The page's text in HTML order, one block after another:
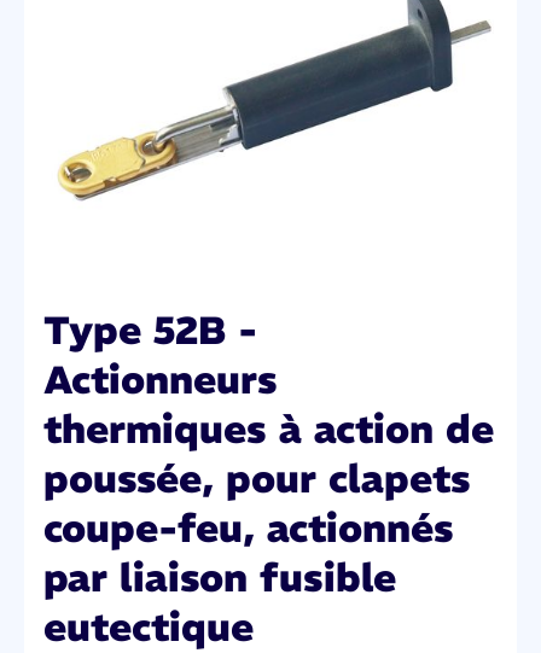
Type 52B -
Actionneurs
thermiques à action de
poussée, pour clapets
coupe-feu, actionnés
par liaison fusible
eutectique